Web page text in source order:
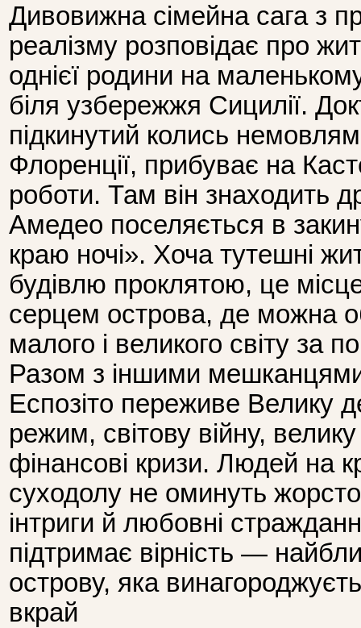
Дивовижна сімейна сага з
реалізму розповідає про
однієї родини на
біля узбережжя Сицилії.
підкинутий колись
Флоренції, прибуває на
роботи. Там він знаходить
Амедео поселяється в
краю ночі». Хоча тутешні
будівлю проклятою, це
серцем острова, де можна
малого і великого світу за
Разом з іншими
Еспозіто переживе Велику
режим, світову війну,
фінансові кризи. Людей на
суходолу не оминуть
інтриги й любовні
підтримає вірність —
острову, яка
вкрай